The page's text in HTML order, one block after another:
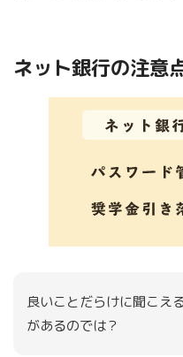
ネット銀行の注意
良いことだらけに聞こえ
があるのでは？